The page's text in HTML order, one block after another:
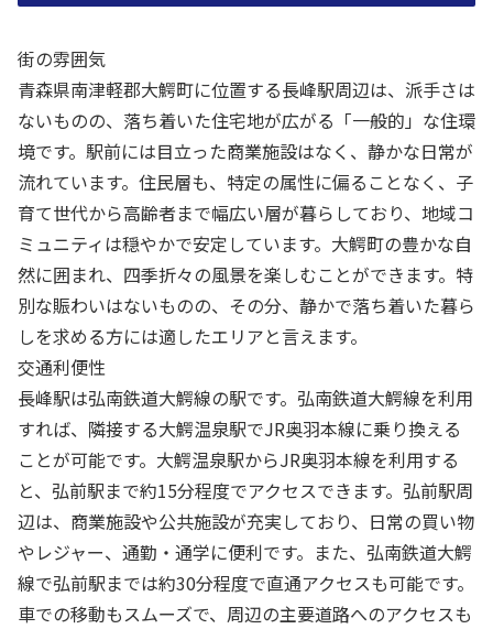
街の雰囲気
青森県南津軽郡大鰐町に位置する長峰駅周辺は、派手さは
ないものの、落ち着いた住宅地が広がる「一般的」な住環
境です。駅前には目立った商業施設はなく、静かな日常が
流れています。住民層も、特定の属性に偏ることなく、子
育て世代から高齢者まで幅広い層が暮らしており、地域コ
ミュニティは穏やかで安定しています。大鰐町の豊かな自
然に囲まれ、四季折々の風景を楽しむことができます。特
別な賑わいはないものの、その分、静かで落ち着いた暮ら
しを求める方には適したエリアと言えます。
交通利便性
長峰駅は弘南鉄道大鰐線の駅です。弘南鉄道大鰐線を利用
すれば、隣接する大鰐温泉駅でJR奥羽本線に乗り換える
ことが可能です。大鰐温泉駅からJR奥羽本線を利用する
と、弘前駅まで約15分程度でアクセスできます。弘前駅周
辺は、商業施設や公共施設が充実しており、日常の買い物
やレジャー、通勤・通学に便利です。また、弘南鉄道大鰐
線で弘前駅までは約30分程度で直通アクセスも可能です。
車での移動もスムーズで、周辺の主要道路へのアクセスも